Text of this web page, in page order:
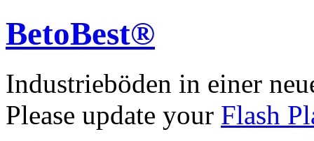
BetoBest®
Industrieböden in einer
Please update your Flash